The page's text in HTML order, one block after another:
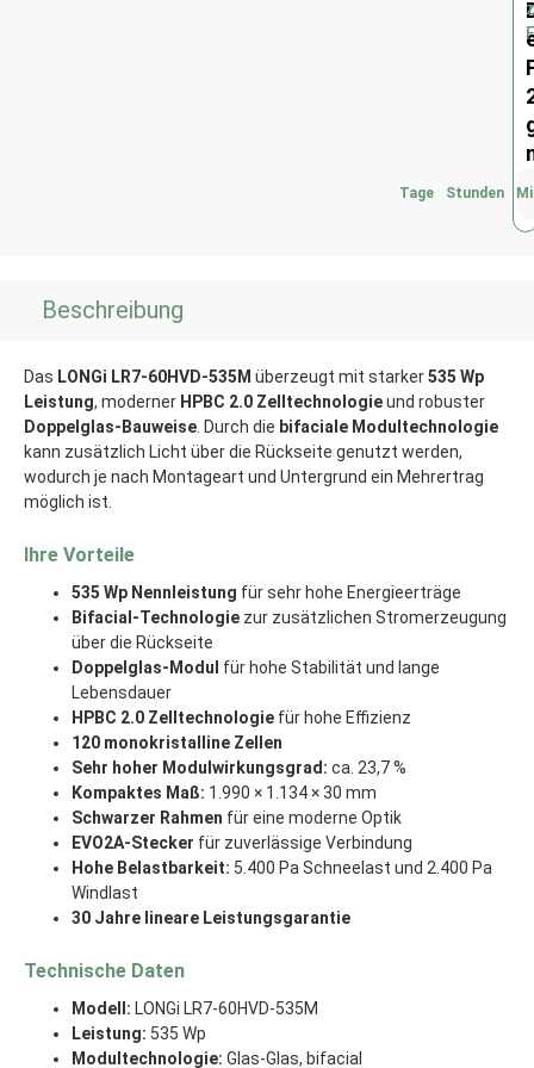
Tage Stunden
Beschreibung
Das LONGi LR7-60HVD-535M überzeugt mit starker535 Wp
Leistung, moderner HPBC 2.0 Zelltechnologieund robuster
Doppelglas-Bauweise . Durch die bifaciale Modultechnologie
kann zusätzlich Licht über die Rückseite genutzt werden,
wodurch je nach Montageart und Untergrund ein Mehrertrag
möglich ist.
Ihre Vorteile
535 Wp Nennleistung für sehr hohe Energieerträge
Bifacial-Technologie zur zusätzlichen Stromerzeugung
über die Rückseite
Doppelglas-Modul für hohe Stabilität und lange
Lebensdauer
HPBC 2.0 Zelltechnologie für hohe Effizienz
120 monokristalline Zellen
Sehr hoher Modulwirkungsgrad: ca. 23,7 %
Kompaktes Maß: 1.990 × 1.134 × 30 mm
Schwarzer Rahmen für eine moderne Optik
EVO2A-Stecker für zuverlässige Verbindung
Hohe Belastbarkeit: 5.400 Pa Schneelast und 2.400 Pa
Windlast
30 Jahre lineare Leistungsgarantie
Technische Daten
Modell: LONGi LR7-60HVD-535M
Leistung: 535 Wp
Modultechnologie: Glas-Glas, bifacial